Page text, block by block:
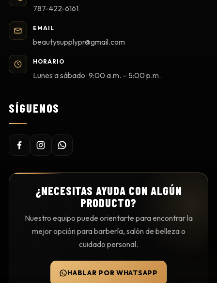
787-422-6161
EMAIL
beautysupplypr@gmail.com
HORARIO
Lunes a sábado · 9:00 a.m. – 5:00 p.m.
SÍGUENOS
¿NECESITAS AYUDA CON ALGÚN
PRODUCTO?
Nuestro equipo puede orientarte para encontrar la
mejor opción para barbería, salón de belleza o
cuidado personal.
HABLAR POR WHATSAPP